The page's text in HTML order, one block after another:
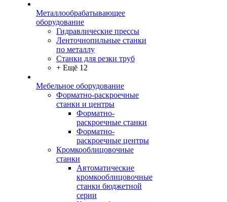
Металлообрабатывающее
оборудование
Гидравлические прессы
Ленточнопильные станки
по металлу
Станки для резки труб
+ Ещё 12
Мебельное оборудование
Форматно-раскроечные
станки и центры
Форматно-
раскроечные станки
Форматно-
раскроечные центры
Кромкооблицовочные
станки
Автоматические
кромкооблицовочные
станки бюджетной
серии